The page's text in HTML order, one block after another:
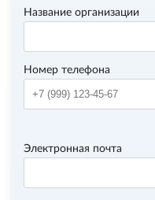
Название организации
Номер телефона
Электронная почта